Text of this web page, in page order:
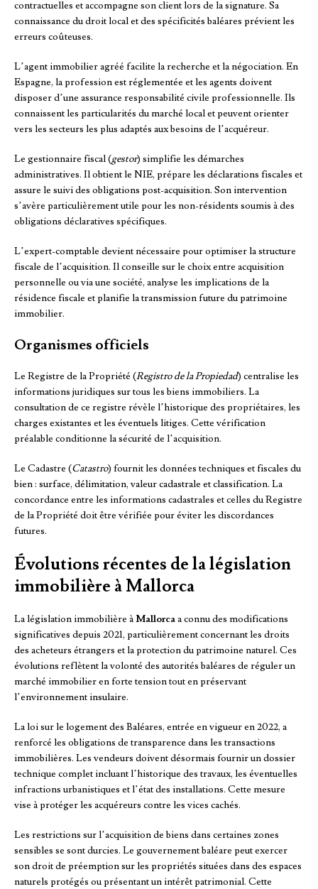
contractuelles et accompagne son client lors de la signature. Sa
connaissance du droit local et des spécificités baléares prévient les
erreurs coûteuses.
L’agent immobilier agréé facilite la recherche et la négociation. En
Espagne, la profession est réglementée et les agents doivent
disposer d’une assurance responsabilité civile professionnelle. Ils
connaissent les particularités du marché local et peuvent orienter
vers les secteurs les plus adaptés aux besoins de l’acquéreur.
Le gestionnaire fiscal (gestor) simplifie les démarches
administratives. Il obtient le NIE, prépare les déclarations fiscales et
assure le suivi des obligations post-acquisition. Son intervention
s’avère particulièrement utile pour les non-résidents soumis à des
obligations déclaratives spécifiques.
L’expert-comptable devient nécessaire pour optimiser la structure
fiscale de l’acquisition. Il conseille sur le choix entre acquisition
personnelle ou via une société, analyse les implications de la
résidence fiscale et planifie la transmission future du patrimoine
immobilier.
Organismes officiels
Le Registre de la Propriété (Registro de la Propiedad) centralise les
informations juridiques sur tous les biens immobiliers. La
consultation de ce registre révèle l’historique des propriétaires, les
charges existantes et les éventuels litiges. Cette vérification
préalable conditionne la sécurité de l’acquisition.
Le Cadastre (Catastro) fournit les données techniques et fiscales du
bien : surface, délimitation, valeur cadastrale et classification. La
concordance entre les informations cadastrales et celles du Registre
de la Propriété doit être vérifiée pour éviter les discordances
futures.
Évolutions récentes de la législation
immobilière à Mallorca
La législation immobilière àMallorcaa connu des modifications
significatives depuis 2021, particulièrement concernant les droits
des acheteurs étrangers et la protection du patrimoine naturel. Ces
évolutions reflètent la volonté des autorités baléares de réguler un
marché immobilier en forte tension tout en préservant
l’environnement insulaire.
La loi sur le logement des Baléares, entrée en vigueur en 2022, a
renforcé les obligations de transparence dans les transactions
immobilières. Les vendeurs doivent désormais fournir un dossier
technique complet incluant l’historique des travaux, les éventuelles
infractions urbanistiques et l’état des installations. Cette mesure
vise à protéger les acquéreurs contre les vices cachés.
Les restrictions sur l’acquisition de biens dans certaines zones
sensibles se sont durcies. Le gouvernement baléare peut exercer
son droit de préemption sur les propriétés situées dans des espaces
naturels protégés ou présentant un intérêt patrimonial. Cette